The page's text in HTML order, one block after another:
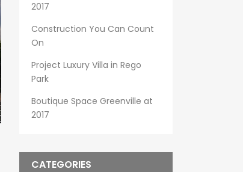
2017
Construction You Can Count
On
Project Luxury Villa in Rego
Park
Boutique Space Greenville at
2017
CATEGORIES